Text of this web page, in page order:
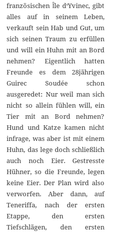
französischen Ȋle d‘Yvinec, gibt
alles auf in seinem Leben,
verkauft sein Hab und Gut, um
sich seinen Traum zu erfüllen
und will ein Huhn mit an Bord
nehmen? Eigentlich hatten
Freunde es dem 28jährigen
Guirec Soudée schon
ausgeredet: Nur weil man sich
nicht so allein fühlen will, ein
Tier mit an Bord nehmen?
Hund und Katze kamen nicht
infrage, was aber ist mit einem
Huhn, das lege doch schließlich
auch noch Eier. Gestresste
Hühner, so die Freunde, legen
keine Eier. Der Plan wird also
verworfen. Aber dann, auf
Teneriffa, nach der ersten
Etappe, den ersten
Tiefschlägen, den ersten